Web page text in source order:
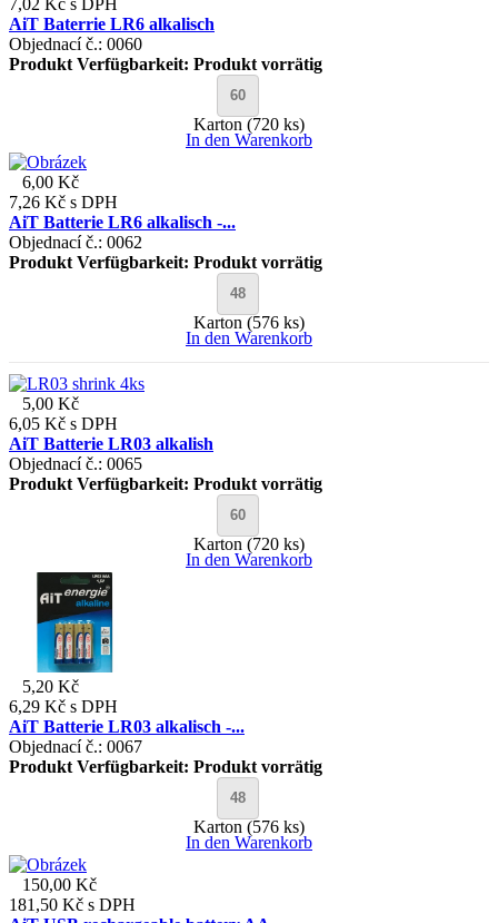
AiT Baterrie LR6 alkalisch
Objednací č.: 0060
Produkt Verfügbarkeit: Produkt vorrätig
Karton (720 ks)
In den Warenkorb
6,00 Kč
7,26 Kč s DPH
AiT Batterie LR6 alkalisch -...
Objednací č.: 0062
Produkt Verfügbarkeit: Produkt vorrätig
Karton (576 ks)
In den Warenkorb
5,00 Kč
6,05 Kč s DPH
AiT Batterie LR03 alkalish
Objednací č.: 0065
Produkt Verfügbarkeit: Produkt vorrätig
Karton (720 ks)
In den Warenkorb
5,20 Kč
6,29 Kč s DPH
AiT Batterie LR03 alkalisch -...
Objednací č.: 0067
Produkt Verfügbarkeit: Produkt vorrätig
Karton (576 ks)
In den Warenkorb
150,00 Kč
181,50 Kč s DPH